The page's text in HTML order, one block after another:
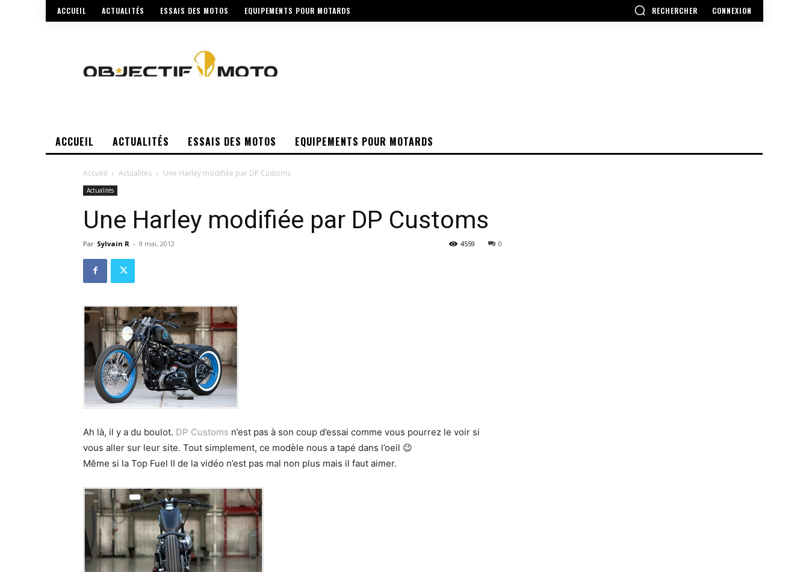
ACCUEIL ACTUALITÉS ESSAIS DES MOTOS EQUIPEMENTS POUR MOTARDS RECHERCHER CONNEXION
ACCUEIL ACTUALITÉS ESSAIS DES MOTOS EQUIPEMENTS POUR MOTARDS
Accueil Actualités Une Harley modifiée par DP Customs
Actualités
Une Harley modifiée par DP Customs
Par Sylvain R - 9 mai, 2012 0
4559
Ah là, il y a du boulot. DP Customs n’est pas à son coup d’essai comme vous pourrez le voir si
vous aller sur leur site. Tout simplement, ce modèle nous a tapé dans l’oeil 😉
Même si la Top Fuel II de la vidéo n’est pas mal non plus mais il faut aimer.